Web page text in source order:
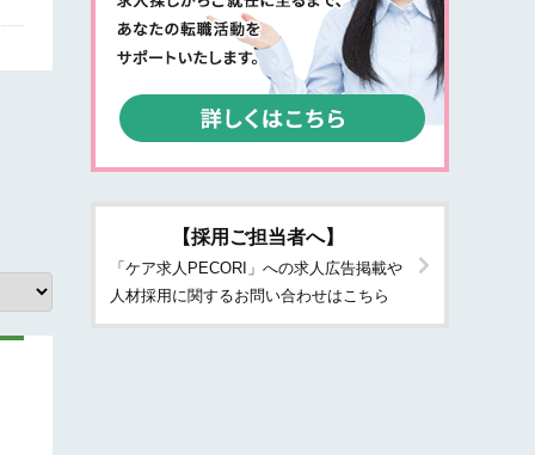
【採用ご担当者へ】
「ケア求人PECORI」への求人広告掲載や
人材採用に関するお問い合わせはこちら